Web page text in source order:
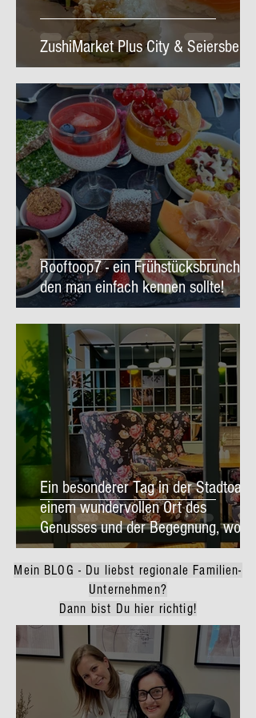
ZushiMarket Plus City & Seiersberg
Rooftoop7 - ein Frühstücksbrunch,
den man einfach kennen sollte!
Ein besonderer Tag in der Stadtoase,
einem wundervollen Ort des
Genusses und der Begegnung, wo
Gastfreundschaft, Geschichte und
Herzlichkeit spürbar werden!
Mein BLOG - Du liebst regionale Familien-
Unternehmen?
Dann bist Du hier richtig!